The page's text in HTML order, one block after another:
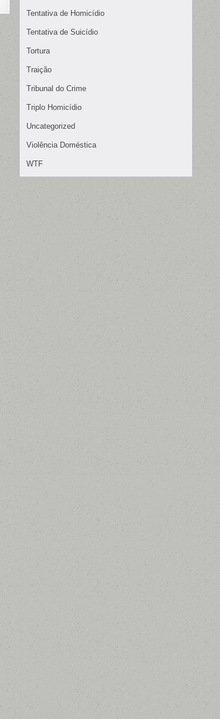
Tentativa de Homicídio
Tentativa de Suicídio
Tortura
Traição
Tribunal do Crime
Triplo Homicídio
Uncategorized
Violência Doméstica
WTF